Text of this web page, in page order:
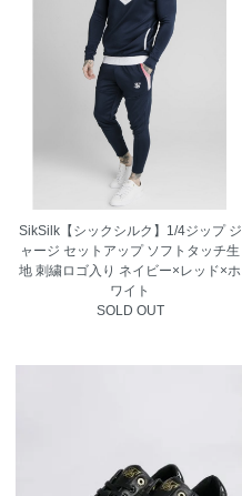
SikSilk【シックシルク】1/4ジップ ジ
ャージ セットアップ ソフトタッチ生
地 刺繍ロゴ入り ネイビー×レッド×ホ
ワイト
SOLD OUT